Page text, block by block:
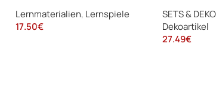
Lernmaterialien, Lernspiele
17.50€
SETS & DEKO
Dekoartikel
27.49€